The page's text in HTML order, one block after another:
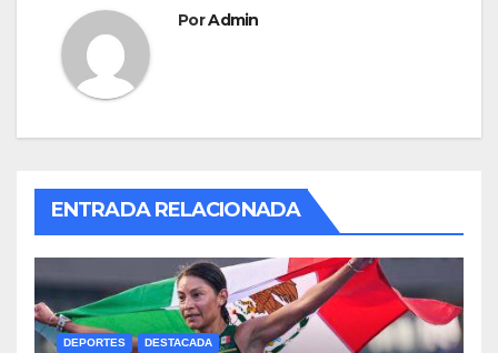
PorAdmin
ENTRADA RELACIONADA
DEPORTES DESTACADA